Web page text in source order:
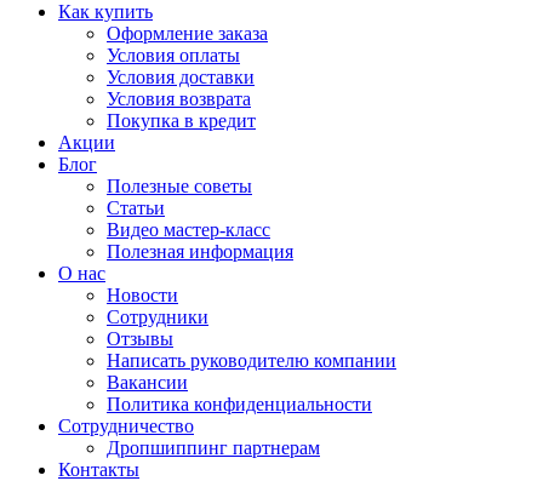
Как купить
Оформление заказа
Условия оплаты
Условия доставки
Условия возврата
Покупка в кредит
Акции
Блог
Полезные советы
Статьи
Видео мастер-класс
Полезная информация
О нас
Новости
Сотрудники
Отзывы
Написать руководителю компании
Вакансии
Политика конфиденциальности
Сотрудничество
Дропшиппинг партнерам
Контакты